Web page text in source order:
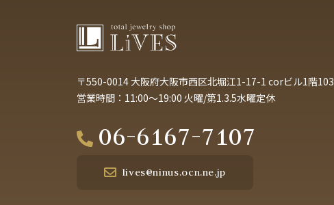
〒550-0014大阪府大阪市西区北堀江1-17-1 corビル1階103
営業時間：11:00～19:00 火曜/第1.3.5水曜定休
06-6167-7107
lives@ninus.ocn.ne.jp